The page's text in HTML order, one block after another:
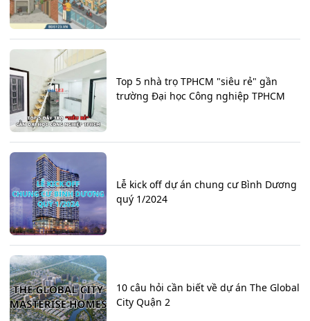
Top 5 nhà trọ TPHCM "siêu rẻ" gần
trường Đại học Công nghiệp TPHCM
Lễ kick off dự án chung cư Bình Dương
quý 1/2024
10 câu hỏi cần biết về dự án The Global
City Quận 2